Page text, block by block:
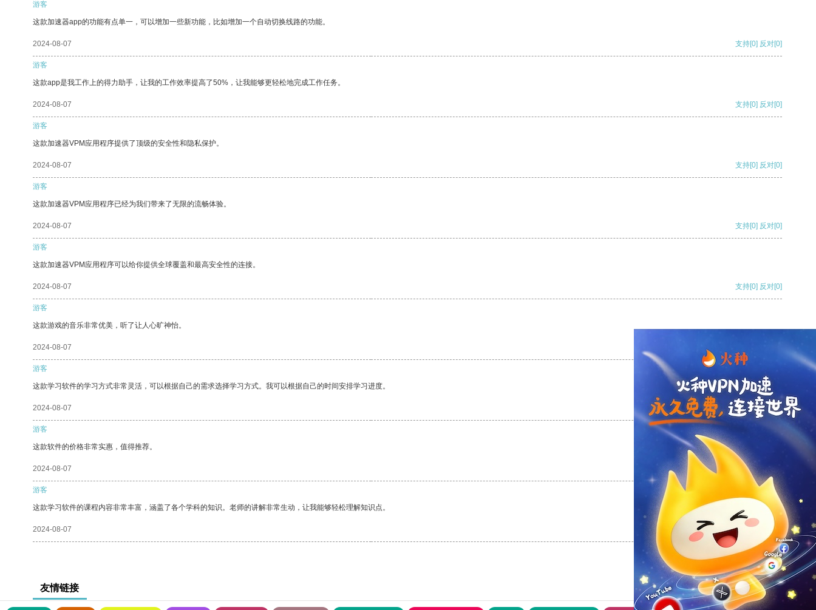
游客
这款加速器app的功能有点单一，可以增加一些新功能，比如增加一个自动切换线路的功能。
2024-08-07 支持[0] 反对[0]
游客
这款app是我工作上的得力助手，让我的工作效率提高了50%，让我能够更轻松地完成工作任务。
2024-08-07 支持[0] 反对[0]
游客
这款加速器VPM应用程序提供了顶级的安全性和隐私保护。
2024-08-07 支持[0] 反对[0]
游客
这款加速器VPM应用程序已经为我们带来了无限的流畅体验。
2024-08-07 支持[0] 反对[0]
游客
这款加速器VPM应用程序可以给你提供全球覆盖和最高安全性的连接。
2024-08-07 支持[0] 反对[0]
游客
这款游戏的音乐非常优美，听了让人心旷神怡。
2024-08-07
游客
这款学习软件的学习方式非常灵活，可以根据自己的需求选择学习方式。我可以根据自己的时间安排学习进度。
2024-08-07 支持 [0] 反对[0]
游客
这款软件的价格非常实惠，值得推荐。
2024-08-07 支持[0] 反对
游客
这款学习软件的课程内容非常丰富，涵盖了各个学科的知识。老师的讲解非常生动，让我能够轻松理解知识点。
2024-08-07 支持[0] 反对[0]
友情链接